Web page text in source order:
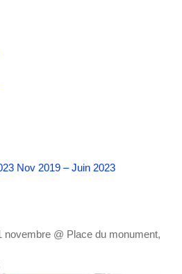
Nov 2019 – Juin 2023
novembre @ Place du monument,